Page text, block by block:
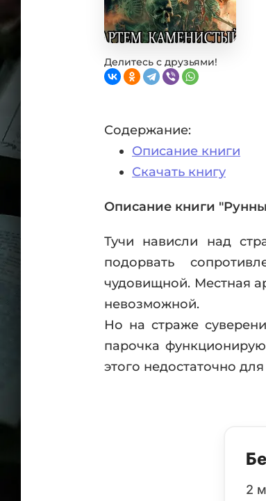
Делитесь с друзьями!
Содержание:
Описание книги
Скачать книгу
Описание книги
Тучи нависли над
подорвать
чудовищной. Местная
невозможной.
Но на страже
парочка
этого недостаточно
2